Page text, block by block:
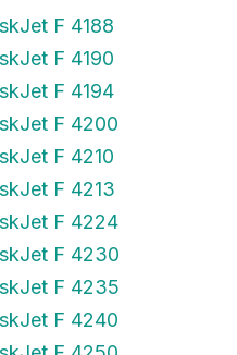
F 4188
F 4190
F 4194
F 4200
F 4210
F 4213
F 4224
F 4230
F 4235
F 4240
F 4250